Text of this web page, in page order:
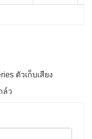
ตัวเก็บเสียง
ล์ว